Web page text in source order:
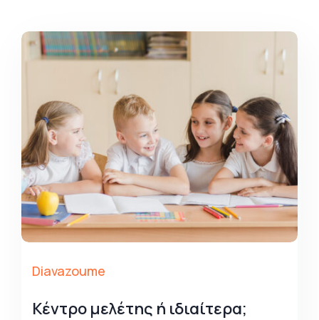
Diavazoume
Κέντρο μελέτης ή ιδιαίτερα;